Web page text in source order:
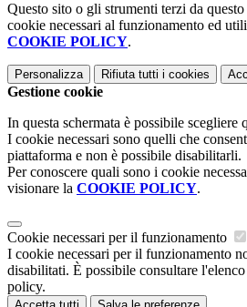
Questo sito o gli strumenti terzi da
cookie necessari al funzionamento ed
COOKIE POLICY.
Personalizza Rifiuta tutti i cookies
Gestione cookie
In questa schermata è possibile scegliere
I cookie necessari sono quelli che
piattaforma e non è possibile disabilitarli.
Per conoscere quali sono i cookie
visionare la COOKIE POLICY.
Cookie necessari per il funzionamento
I cookie necessari per il funzionamento
disabilitati. È possibile consultare
policy.